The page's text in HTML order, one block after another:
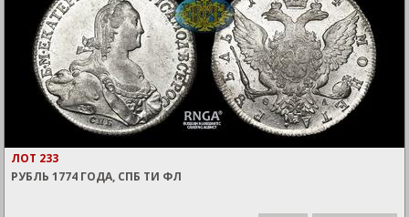
ЛОТ 233
РУБЛЬ 1774 ГОДА, СПБ ТИ ФЛ